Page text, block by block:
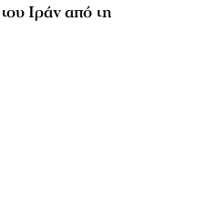
Ιράν από τη